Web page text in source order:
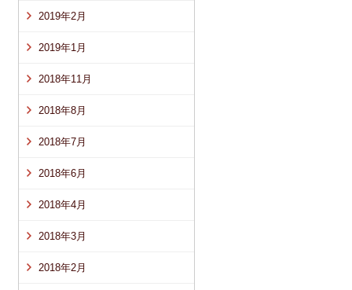
2019年2月
2019年1月
2018年11月
2018年8月
2018年7月
2018年6月
2018年4月
2018年3月
2018年2月